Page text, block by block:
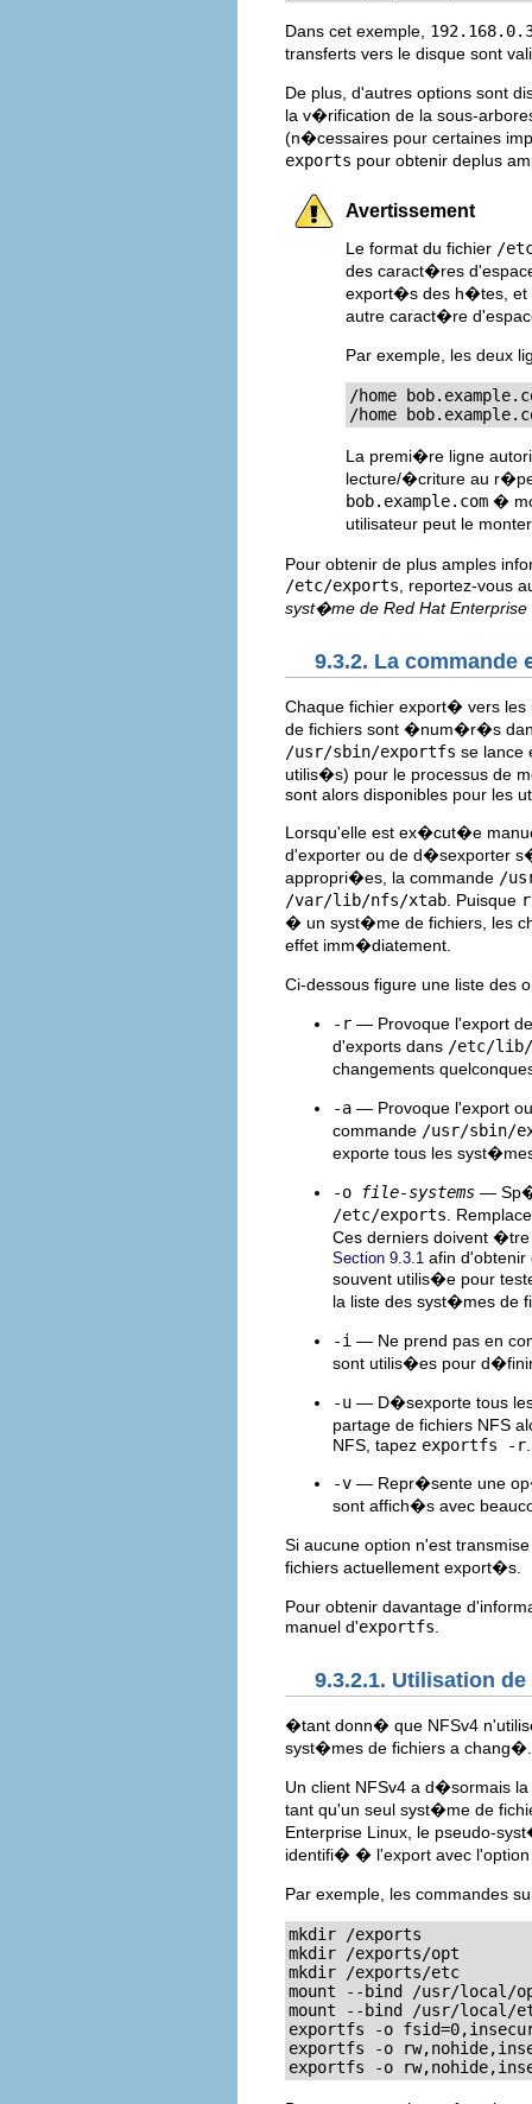
Dans cet exemple,
transferts vers le disque sont
De plus, d'autres options sont
la v�rification de la sous-
(n�cessaires pour certaines
exports pour obtenir deplus
Avertissement
Le format du fichier /
des caract�res
export�s des h�tes, et
autre caract�re
Par exemple, les deux
/home
/home
La premi�re ligne
lecture/�criture au
bob.example.com �
utilisateur peut le
Pour obtenir de plus amples
/etc/exports , reportez-vous
syst�me de Red Hat Enterprise
9.3.2. La commande
Chaque fichier export� vers
de fichiers sont �num�r�s
/usr/sbin/exportfs se lance
utilis�s) pour le processus de
sont alors disponibles pour les
Lorsqu'elle est ex�cut�e
d'exporter ou de d�sexporter
appropri�es, la commande /
/var/lib/nfs/xtab . Puisque
� un syst�me de fichiers, les
effet imm�diatement.
Ci-dessous figure une liste des
-r — Provoque l'export
d'exports dans /etc/lib/
changements
-a — Provoque l'export
commande /usr/sbin/
exporte tous les
-o file-systems —
/etc/exports .
Ces derniers doivent
Section 9.3.1 afin d'obtenir
souvent utilis�e pour
la liste des syst�mes de
-i — Ne prend pas en
sont utilis�es pour
-u — D�sexporte tous
partage de fichiers NFS
NFS, tapez exportfs -r
-v — Repr�sente une
sont affich�s avec
Si aucune option n'est
fichiers actuellement export�s.
Pour obtenir davantage
manuel d'exportfs
9.3.2.1. Utilisation
�tant donn� que NFSv4
syst�mes de fichiers a chang�.
Un client NFSv4 a d�sormais
tant qu'un seul syst�me de
Enterprise Linux, le pseudo-
identifi� � l'export avec
Par exemple, les commandes
mkdir /exports
mkdir /exports/opt
mkdir /exports/etc
mount --bind /usr/local/
mount --bind /usr/local/
exportfs -o
exportfs -o
exportfs -o